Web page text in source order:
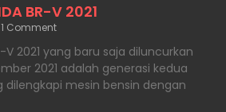
BR-V 2021
1 Comment
V 2021 yang baru saja diluncurkan
2021 adalah generasi kedua
dilengkapi mesin bensin dengan